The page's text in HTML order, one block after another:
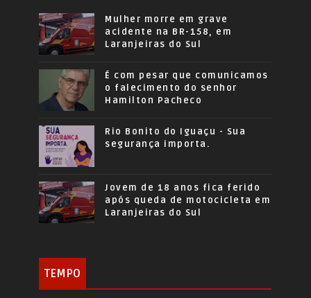
Mulher morre em grave
acidente na BR-158, em
Laranjeiras do Sul
É com pesar que comunicamos
o falecimento do senhor
Hamilton Pacheco
Rio Bonito do Iguaçu - Sua
segurança importa.
Jovem de 18 anos fica ferido
após queda de motocicleta em
Laranjeiras do Sul
TEMPO